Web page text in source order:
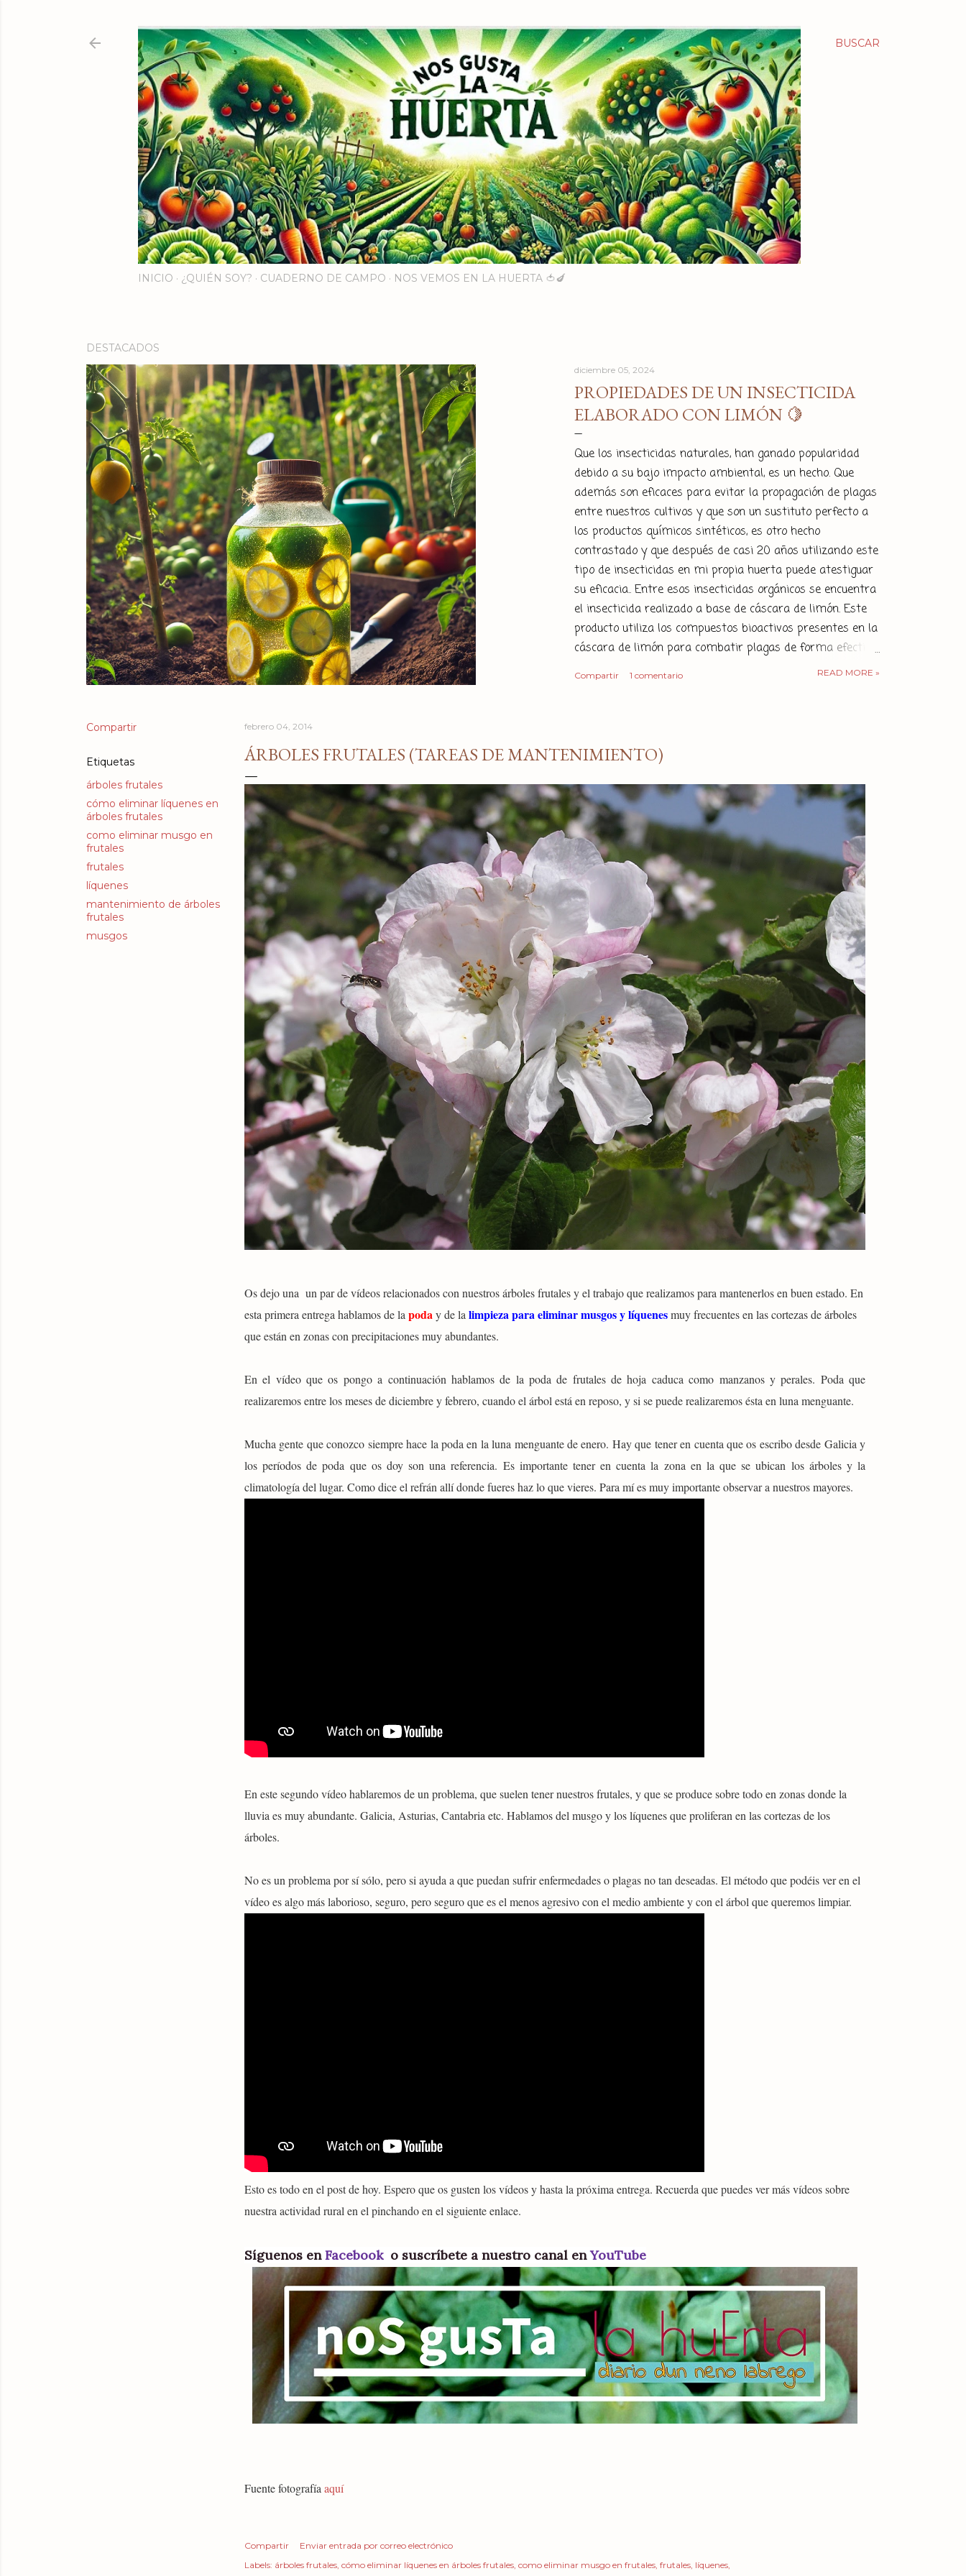
BUSCAR
INICIO ¿QUIÉN SOY? CUADERNO DE CAMPO NOS VEMOS EN LA HUERTA 🍅🍆
DESTACADOS
diciembre 05, 2024
PROPIEDADES DE UN INSECTICIDA
ELABORADO CON LIMÓN 🍋
Que los insecticidas naturales, han ganado popularidad
debido a su bajo impacto ambiental, es un hecho. Que
además son eficaces para evitar la propagación de plagas
entre nuestros cultivos y que son un sustituto perfecto a
los productos químicos sintéticos, es otro hecho
contrastado y que después de casi 20 años utilizando este
tipo de insecticidas en mi propia huerta puede atestiguar
su eficacia.. Entre esos insecticidas orgánicos se encuentra
el insecticida realizado a base de cáscara de limón. Este
producto utiliza los compuestos bioactivos presentes en la
cáscara de limón para combatir plagas de forma efectiva,
económica y ecológica. ¿Por qué el limón actúa como
principalmente el limoneno , un compuesto con
propiedades repelentes e insecticidas que está presente
en los cítricos. El limoneno actúa interfiriendo con los
sistemas nervio...
Compartir 1 comentario READ MORE »
Compartir
Etiquetas
árboles frutales
cómo eliminar líquenes en
árboles frutales
como eliminar musgo en
frutales
frutales
líquenes
mantenimiento de árboles
frutales
musgos
febrero 04, 2014
ÁRBOLES FRUTALES (TAREAS DE MANTENIMIENTO)
Os dejo una un par de vídeos relacionados con nuestros árboles frutales y el trabajo que realizamos para mantenerlos en buen estado. En
esta primera entrega hablamos de la poday de la limpieza para eliminar musgos y líquenesmuy frecuentes en las cortezas de árboles
que están en zonas con precipitaciones muy abundantes.
En el vídeo que os pongo a continuación hablamos de la poda de frutales de hoja caduca como manzanos y perales. Poda que
realizaremos entre los meses de diciembre y febrero, cuando el árbol está en reposo, y si se puede realizaremos ésta en luna menguante.
Mucha gente que conozco siempre hace la poda en la luna menguante de enero. Hay que tener en cuenta que os escribo desde Galicia y
los períodos de poda que os doy son una referencia. Es importante tener en cuenta la zona en la que se ubican los árboles y la
climatología del lugar. Como dice el refrán allí donde fueres haz lo que vieres. Para mí es muy importante observar a nuestros mayores.
En este segundo vídeo hablaremos de un problema, que suelen tener nuestros frutales, y que se produce sobre todo en zonas donde la
lluvia es muy abundante. Galicia, Asturias, Cantabria etc. Hablamos del musgo y los líquenes que proliferan en las cortezas de los
árboles.
No es un problema por sí sólo, pero si ayuda a que puedan sufrir enfermedades o plagas no tan deseadas. El método que podéis ver en el
vídeo es algo más laborioso, seguro, pero seguro que es el menos agresivo con el medio ambiente y con el árbol que queremos limpiar.
Esto es todo en el post de hoy. Espero que os gusten los vídeos y hasta la próxima entrega. Recuerda que puedes ver más vídeos sobre
nuestra actividad rural en el pinchando en el siguiente enlace.
Síguenos enFacebook o suscríbete a nuestro canal enYouTube
Fuente fotografía aquí
Compartir
Enviar entrada por correo electrónico
Labels: árboles frutales cómo eliminar líquenes en árboles frutales como eliminar musgo en frutales frutales líquenes